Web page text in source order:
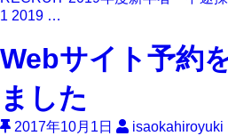
1 2019 …
Webサイト予約
ました
2017年10月1日
isaokahiroyuki